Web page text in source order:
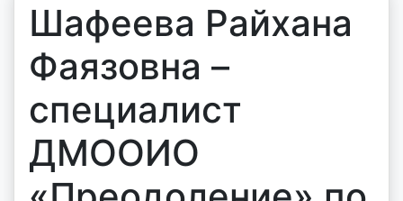
Шафеева Райхана
Фаязовна –
специалист
ДМООИО